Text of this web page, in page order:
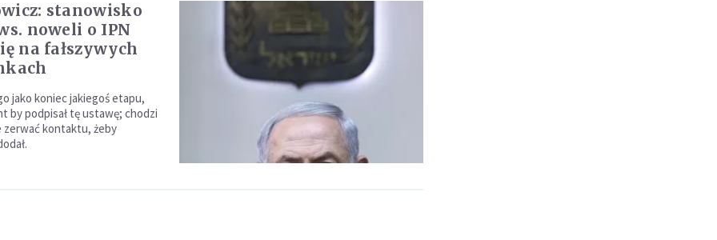
stanowisko
noweli o IPN
na fałszywych
jako koniec jakiegoś etapu,
by podpisał tę ustawę; chodzi
zerwać kontaktu, żeby